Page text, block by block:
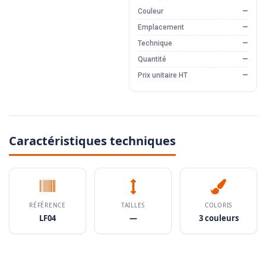
Couleur
—
Emplacement
—
Technique
—
Quantité
—
Prix unitaire HT
—
Caractéristiques techniques
RÉFÉRENCE
LF04
TAILLES
—
COLORIS
3 couleurs